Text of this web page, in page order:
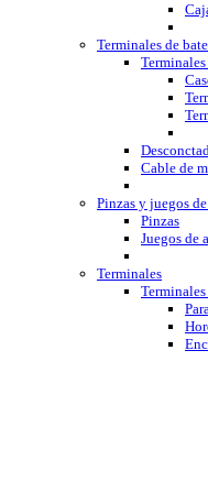
Terminales de
Cable de
Pinzas y juegos
Pinzas
Juegos de
Terminales